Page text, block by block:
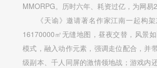
MMORPG。历时六年、耗资过亿，为网易
《天谕》邀请著名作家江南一起构
16170000㎡无缝地图，昼夜交替，风景
模式，融入动作元素，强调走位配合，并
级副本、千人同屏的激情领地战；游戏内